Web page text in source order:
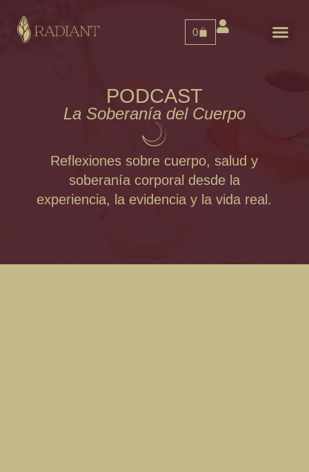
0
PODCAST
La Soberanía del Cuerpo
Reflexiones sobre cuerpo, salud y
soberanía corporal desde la
experiencia, la evidencia y la vida real.